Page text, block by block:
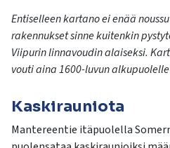
Entiselleen kartano ei enää
rakennukset sinne kuitenkin
Viipurin linnavoudin alaiseksi.
vouti aina 1600-luvun
Kaskirauniota
Mantereentie itäpuolella